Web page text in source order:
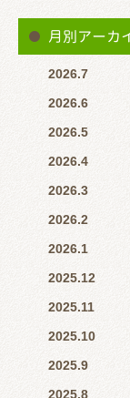
月別アーカ
2026.7
2026.6
2026.5
2026.4
2026.3
2026.2
2026.1
2025.12
2025.11
2025.10
2025.9
2025.8